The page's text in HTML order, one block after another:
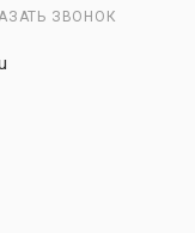
ЗВОНОК